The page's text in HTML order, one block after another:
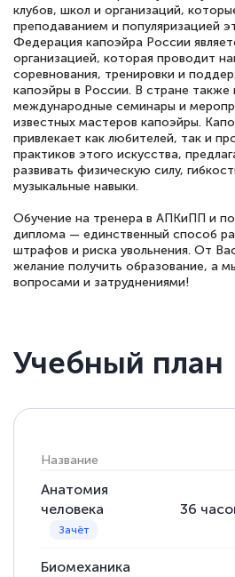
клубов, школ и организаций,
преподаванием и популяризацией
Федерация капоэйра России
организацией, которая проводит
соревнования, тренировки и
капоэйры в России. В стране также
международные семинары и
известных мастеров капоэйры.
привлекает как любителей, так и
практиков этого искусства,
развивать физическую силу,
музыкальные навыки.
Обучение на тренера в АПКиПП и
диплома — единственный способ
штрафов и риска увольнения. От
желание получить образование, а
вопросами и затруднениями!
Учебный план
Название
Анатомия
человека
36
Биомеханика